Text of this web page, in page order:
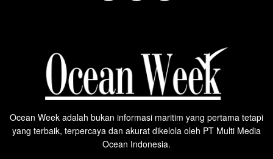
Ocean Week adalah bukan informasi maritim yang pertama tetapi
yang terbaik, terpercaya dan akurat dikelola oleh PT Multi Media
Ocean Indonesia.